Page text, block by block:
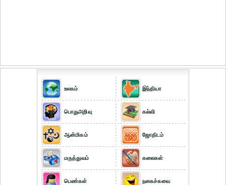
உலகம்
பொதுஅறிவு
ஆன்மிகம்
மருத்துவம்
பெண்கள்
இந்தியா
கல்வி
ஜோதிடம்
கலைகள்
நகைச்சுவை